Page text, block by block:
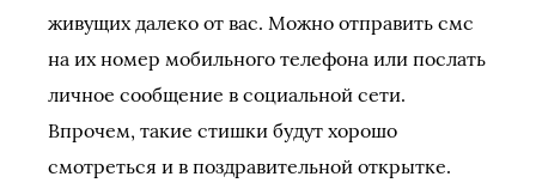
живущих далеко от вас. Можно отправить смс
на их номер мобильного телефона или послать
личное сообщение в социальной сети.
Впрочем, такие стишки будут хорошо
смотреться и в поздравительной открытке.